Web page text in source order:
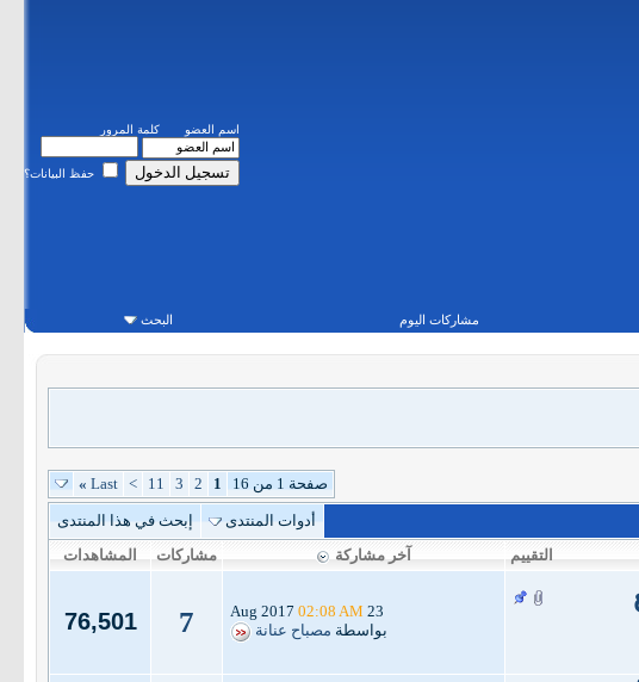
اسم العضو كلمة المرور
حفظ البيانات؟
مشاركات اليوم البحث
صفحة 1 من 16 1
2
3
11
>
Last
»
أدوات المنتدى
إبحث في هذا المنتدى
التقييم
آخر مشاركة مشاركات المشاهدات
23 Aug 2017
02:08 AM
بواسطة مصباح عنانة 7
76,501